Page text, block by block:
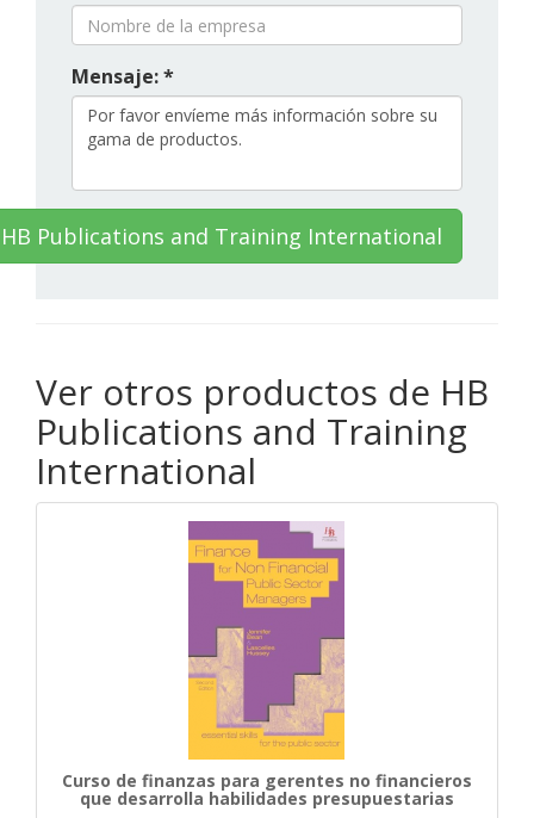
Mensaje: *
Publications and Training International
Ver otros productos de HB
Publications and Training
International
Curso de finanzas para gerentes no financieros
que desarrolla habilidades presupuestarias